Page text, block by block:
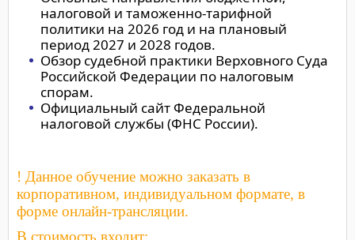
налоговой и таможенно-тарифной
политики на 2026 год и на плановый
период 2027 и 2028 годов.
Обзор судебной практики Верховного Суда
Российской Федерации по налоговым
спорам.
Официальный сайт Федеральной
налоговой службы (ФНС России).
! Данное обучение можно заказать в
корпоративном, индивидуальном формате, в
форме онлайн-трансляции.
В стоимость входит: